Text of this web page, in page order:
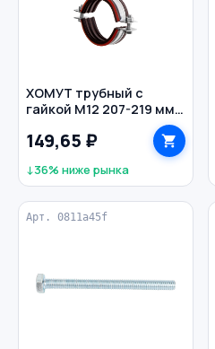
ХОМУТ трубный с
гайкой М12 207-219 мм
149,65 ₽
↓36% ниже рынка
Арт. 0811a45f